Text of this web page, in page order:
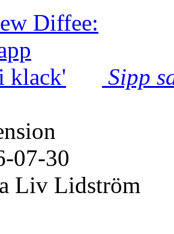
Sipp
07-30
Liv Lidström